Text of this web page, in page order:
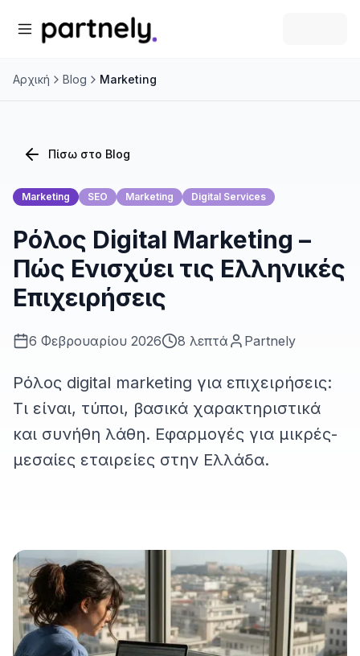
Αρχική Blog Marketing
Πίσω στο Blog
Marketing SEO Marketing Digital Services
Ρόλος Digital Marketing –
Πώς Ενισχύει τις Ελληνικές
Επιχειρήσεις
6 Φεβρουαρίου 2026 8 λεπτά Partnely
Ρόλος digital marketing για επιχειρήσεις:
Τι είναι, τύποι, βασικά χαρακτηριστικά
και συνήθη λάθη. Εφαρμογές για μικρές-
μεσαίες εταιρείες στην Ελλάδα.